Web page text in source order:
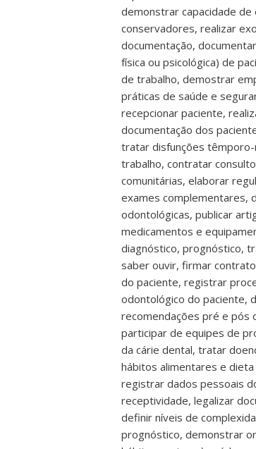
demonstrar capacidade
conservadores, realizar
documentação,
física ou psicológica) de
de trabalho, demostrar
práticas de saúde e
recepcionar paciente,
documentação dos
tratar disfunções têmporo-
trabalho, contratar
comunitárias, elaborar
exames complementares,
odontológicas, publicar
medicamentos e
diagnóstico, prognóstico,
saber ouvir, firmar
do paciente, registrar
odontológico do paciente,
recomendações pré e pós
participar de equipes de
da cárie dental, tratar
hábitos alimentares e
registrar dados pessoais
receptividade, legalizar
definir níveis de
prognóstico, demonstrar